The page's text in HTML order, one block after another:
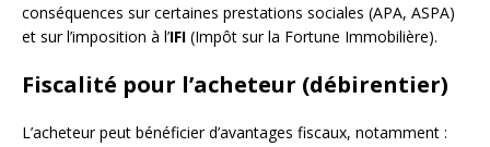
conséquences sur certaines prestations sociales (APA, ASPA)
et sur l’imposition à l’IFI (Impôt sur la Fortune Immobilière).
Fiscalité pour l’acheteur (débirentier)
L’acheteur peut bénéficier d’avantages fiscaux, notamment :